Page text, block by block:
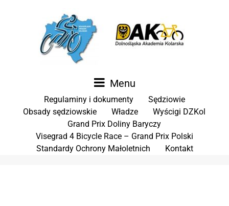
Menu
Regulaminy i dokumenty
Sędziowie
Obsady sędziowskie
Władze
Wyścigi DZKol
Grand Prix Doliny Baryczy
Visegrad 4 Bicycle Race – Grand Prix Polski
Standardy Ochrony Małoletnich
Kontakt